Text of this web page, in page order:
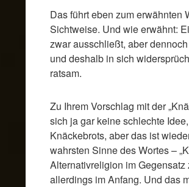
Das führt eben zum erwähnten
Sichtweise. Und wie erwähnt:
zwar ausschließt, aber
und deshalb in sich
ratsam.
Zu Ihrem Vorschlag mit der
sich ja gar keine schlechte
Knäckebrots, aber das ist
wahrsten Sinne des Wortes –
Alternativreligion im
allerdings im Anfang. Und das